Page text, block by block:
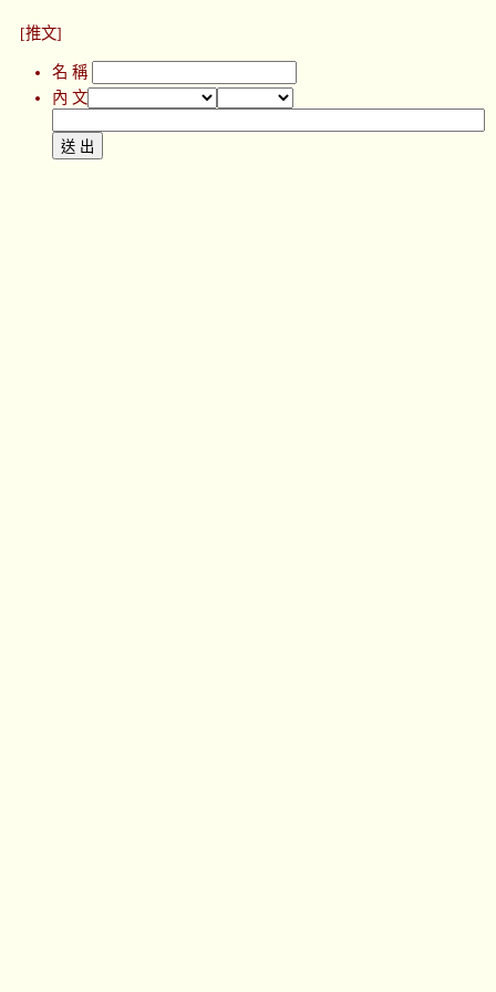
[推文]
名 稱
內 文